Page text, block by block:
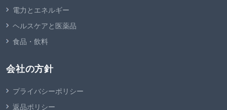
電力とエネルギー
ヘルスケアと医薬品
食品・飲料
会社の方針
プライバシーポリシー
返品ポリシー